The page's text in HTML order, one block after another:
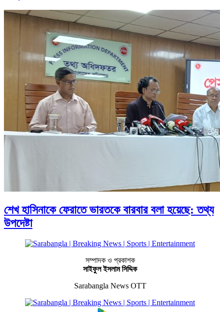
শেখ হাসিনাকে ফেরাতে ভারতকে বারবার বলা হয়েছে: তথ্য
উপদেষ্টা
সম্পাদক ও প্রকাশক
সাইফুল ইসলাম সিদ্দিক
Sarabangla News OTT